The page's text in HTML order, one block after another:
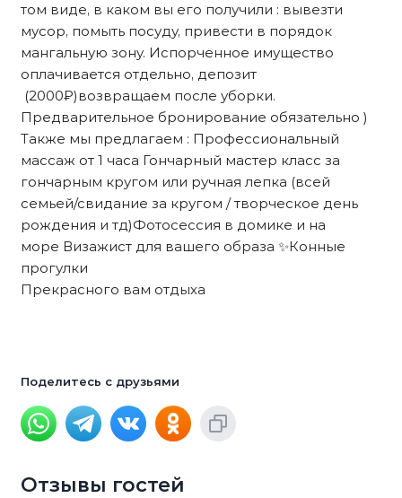
том виде, в каком вы его получили : вывезти
мусор, помыть посуду, привести в порядок
мангальную зону. Испорченное имущество
оплачивается отдельно, депозит
(2000₽)возвращаем после уборки.
Предварительное бронирование обязательно )
Также мы предлагаем : Профессиональный
массаж от 1 часа Гончарный мастер класс за
гончарным кругом или ручная лепка (всей
семьей/свидание за кругом / творческое день
рождения и тд)Фотосессия в домике и на
море Визажист для вашего образа ✨Конные
прогулки
Прекрасного вам отдыха
Поделитесь с друзьями
Отзывы гостей